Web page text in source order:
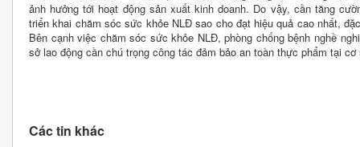
ảnh hưởng tới hoạt động sản xuất kinh doanh. Do vậy, cần tăng
triển khai chăm sóc sức khỏe NLĐ sao cho đạt hiệu quả cao nhất,
Bên cạnh việc chăm sóc sức khỏe NLĐ, phòng chống bệnh nghề
sở lao động cần chú trọng công tác đảm bảo an toàn thực phẩm tại cơ
Các tin khác